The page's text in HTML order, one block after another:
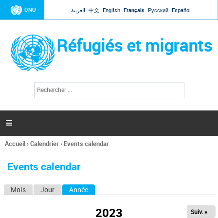
Jump to navigation
ONU العربية 中文 English Français Русский Español
Réfugiés et migrants
l
c
h
e

Vous
ici
Accueil›Calendrier› Events calendar
Events calendar
Mois Jour Année
2023 Suiv. »